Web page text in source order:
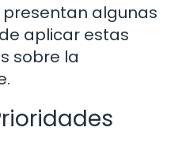
presentan algunas
aplicar estas
sobre la